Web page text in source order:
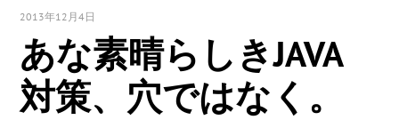
2013年12月4日
あな素晴らしきJAVA
対策、穴ではなく。